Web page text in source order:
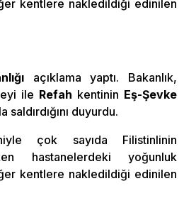
kentlere nakledildiği edinilen
açıklama yaptı. Bakanlık,
ile Refah kentinin Eş-Şevke
duyurdu.
çok sayıda Filistinlinin
hastanelerdeki yoğunluk
kentlere nakledildiği edinilen